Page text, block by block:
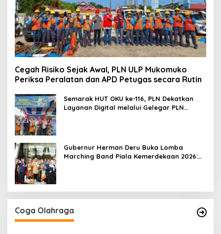
Cegah Risiko Sejak Awal, PLN ULP Mukomuko
Periksa Peralatan dan APD Petugas secara Rutin
Semarak HUT OKU ke-116, PLN Dekatkan
Layanan Digital melalui Gelegar PLN
Gubernur Herman Deru Buka Lomba
Marching Band Piala Kemerdekaan 2026:
Coga Olahraga